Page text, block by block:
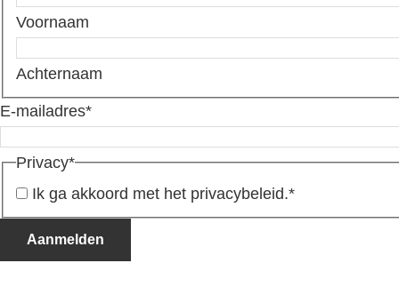
Voornaam
Achternaam
E-mailadres*
Privacy*
Ik ga akkoord met het privacybeleid.*
Aanmelden